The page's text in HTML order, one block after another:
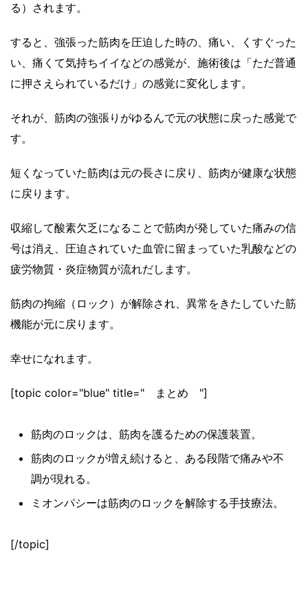
る）されます。
すると、強張った筋肉を圧迫した時の、痛い、くすぐった
い、痛くて気持ちイイなどの感覚が、施術後は「ただ普通
に押さえられているだけ」の感覚に変化します。
それが、筋肉の強張りがゆるんで元の状態に戻った感覚で
す。
短くなっていた筋肉は元の長さに戻り、筋肉が健康な状態
に戻ります。
収縮して酸素欠乏になることで筋肉が発していた痛みの信
号は消え、圧迫されていた血管に留まっていた乳酸などの
疲労物質・炎症物質が流れだします。
筋肉の拘縮（ロック）が解除され、異常をきたしていた筋
機能が元に戻ります。
幸せになれます。
[topic color="blue" title=" まとめ "]
筋肉のロックは、筋肉を護るための保護装置。
筋肉のロックが増え続けると、ある段階で痛みや不
調が現れる。
ミオンパシーは筋肉のロックを解除する手技療法。
[/topic]